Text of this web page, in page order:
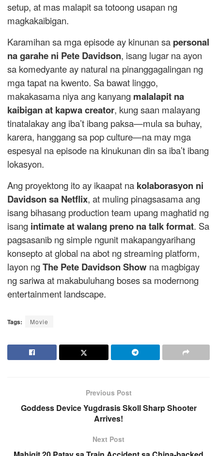
setup, at mas malapit sa totoong usapan ng
magkakaibigan.
Karamihan sa mga episode ay kinunan sa personal
na garahe ni Pete Davidson, isang lugar na ayon
sa komedyante ay natural na pinanggagalingan ng
mga tapat na kwento. Sa bawat linggo,
makakasama niya ang kanyang malalapit na
kaibigan at kapwa creator, kung saan malayang
tinatalakay ang iba’t ibang paksa—mula sa buhay,
karera, hanggang sa pop culture—na may mga
espesyal na episode na kinukunan din sa iba’t ibang
lokasyon.
Ang proyektong ito ay ikaapat na kolaborasyon ni
Davidson sa Netflix, at muling pinagsasama ang
isang bihasang production team upang maghatid ng
isang intimate at walang preno na talk format. Sa
pagsasanib ng simple ngunit makapangyarihang
konsepto at global na abot ng streaming platform,
layon ngThe Pete Davidson Show na magbigay
ng sariwa at makabuluhang boses sa modernong
entertainment landscape.
Tags: Movie
Previous Post
Goddess Device Yugdrasis Skoll Sharp Shooter
Arrives!
Next Post